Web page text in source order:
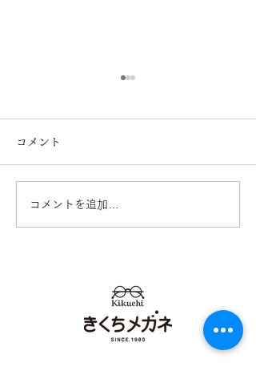
イオンタウン田崎店 営業
コメント
コメントを追加…